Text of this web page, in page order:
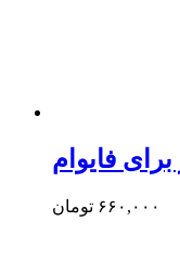
۶۶۰,۰۰۰ تومان